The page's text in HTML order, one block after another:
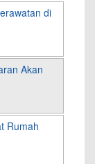
di
Akan
Rumah